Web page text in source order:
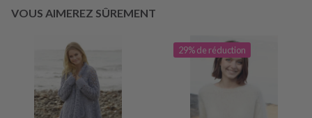
VOUS AIMEREZ SÛREMENT
29% de réduction